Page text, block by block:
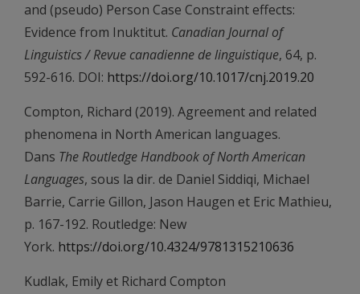
and (pseudo) Person Case Constraint effects:
Evidence from Inuktitut. Canadian Journal of
Linguistics / Revue canadienne de linguistique, 64, p.
592-616. DOI: https://doi.org/10.1017/cnj.2019.20
Compton, Richard (2019). Agreement and related
phenomena in North American languages.
Dans The Routledge Handbook of North American
Languages, sous la dir. de Daniel Siddiqi, Michael
Barrie, Carrie Gillon, Jason Haugen et Eric Mathieu,
p. 167-192. Routledge: New
York. https://doi.org/10.4324/9781315210636
Kudlak, Emily et Richard Compton